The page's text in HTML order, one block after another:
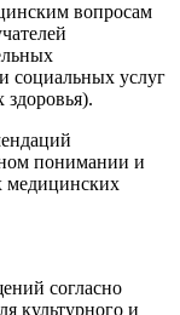
вопросам
социальных услуг
понимании и
медицинских
согласно
культурного и